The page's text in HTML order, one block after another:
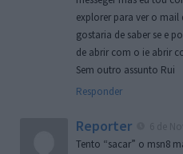
explorer para ver o
gostaria de saber se e
de abrir com o ie abrir
Sem outro assunto Rui
Responder
Reporter
Tento “sacar” o msn8